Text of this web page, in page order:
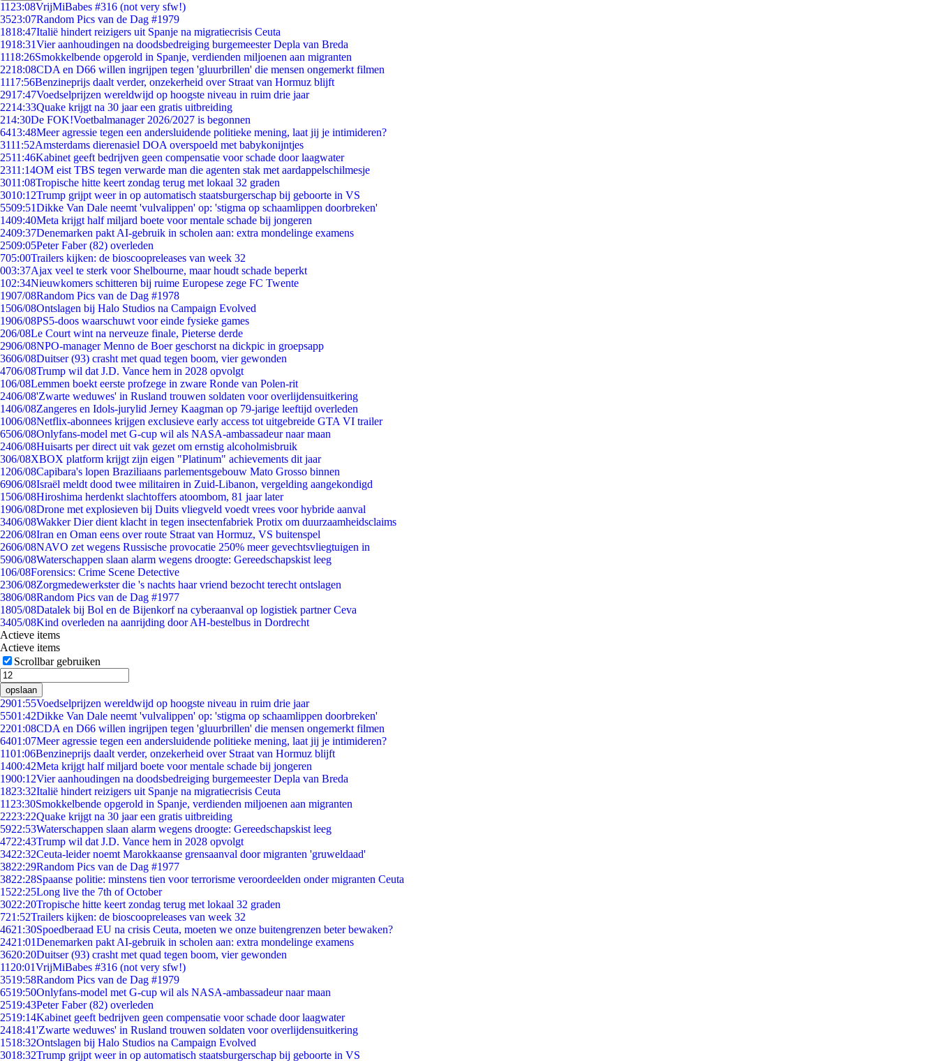
11 23:08VrijMiBabes #316 (not very sfw!)
3523:07Random Pics van de Dag #1979
1818:47Italië hindert reizigers uit Spanje na migratiecrisis Ceuta
1918:31Vier aanhoudingen na doodsbedreiging burgemeester Depla van Breda
1118:26Smokkelbende opgerold in Spanje, verdienden miljoenen aan migranten
2218:08CDA en D66 willen ingrijpen tegen 'gluurbrillen' die mensen ongemerkt filmen
1117:56Benzineprijs daalt verder, onzekerheid over Straat van Hormuz blijft
2917:47Voedselprijzen wereldwijd op hoogste niveau in ruim drie jaar
2214:33Quake krijgt na 30 jaar een gratis uitbreiding
214:30De FOK!Voetbalmanager 2026/2027 is begonnen
6413:48Meer agressie tegen een andersluidende politieke mening, laat jij je intimideren?
3111:52Amsterdams dierenasiel DOA overspoeld met babykonijntjes
2511:46Kabinet geeft bedrijven geen compensatie voor schade door laagwater
2311:14OM eist TBS tegen verwarde man die agenten stak met aardappelschilmesje
3011:08Tropische hitte keert zondag terug met lokaal 32 graden
3010:12Trump grijpt weer in op automatisch staatsburgerschap bij geboorte in VS
5509:51Dikke Van Dale neemt 'vulvalippen' op: 'stigma op schaamlippen doorbreken'
1409:40Meta krijgt half miljard boete voor mentale schade bij jongeren
2409:37Denemarken pakt AI-gebruik in scholen aan: extra mondelinge examens
2509:05Peter Faber (82) overleden
705:00Trailers kijken: de bioscoopreleases van week 32
003:37Ajax veel te sterk voor Shelbourne, maar houdt schade beperkt
102:34Nieuwkomers schitteren bij ruime Europese zege FC Twente
1907/08Random Pics van de Dag #1978
1506/08Ontslagen bij Halo Studios na Campaign Evolved
1906/08PS5-doos waarschuwt voor einde fysieke games
206/08Le Court wint na nerveuze finale, Pieterse derde
2906/08NPO-manager Menno de Boer geschorst na dickpic in groepsapp
3606/08Duitser (93) crasht met quad tegen boom, vier gewonden
4706/08Trump wil dat J.D. Vance hem in 2028 opvolgt
106/08Lemmen boekt eerste profzege in zware Ronde van Polen-rit
2406/08'Zwarte weduwes' in Rusland trouwen soldaten voor overlijdensuitkering
1406/08Zangeres en Idols-jurylid Jerney Kaagman op 79-jarige leeftijd overleden
1006/08Netflix-abonnees krijgen exclusieve early access tot uitgebreide GTA VI trailer
6506/08Onlyfans-model met G-cup wil als NASA-ambassadeur naar maan
2406/08Huisarts per direct uit vak gezet om ernstig alcoholmisbruik
306/08XBOX platform krijgt zijn eigen "Platinum" achievements dit jaar
1206/08Capibara's lopen Braziliaans parlementsgebouw Mato Grosso binnen
6906/08Israël meldt dood twee militairen in Zuid-Libanon, vergelding aangekondigd
1506/08Hiroshima herdenkt slachtoffers atoombom, 81 jaar later
1906/08Drone met explosieven bij Duits vliegveld voedt vrees voor hybride aanval
3406/08Wakker Dier dient klacht in tegen insectenfabriek Protix om duurzaamheidsclaims
2206/08Iran en Oman eens over route Straat van Hormuz, VS buitenspel
2606/08NAVO zet wegens Russische provocatie 250% meer gevechtsvliegtuigen in
5906/08Waterschappen slaan alarm wegens droogte: Gereedschapskist leeg
106/08Forensics: Crime Scene Detective
2306/08Zorgmedewerkster die 's nachts haar vriend bezocht terecht ontslagen
3806/08Random Pics van de Dag #1977
1805/08Datalek bij Bol en de Bijenkorf na cyberaanval op logistiek partner Ceva
3405/08Kind overleden na aanrijding door AH-bestelbus in Dordrecht
Actieve items
Actieve items
Scrollbar gebruiken
opslaan
2901:55Voedselprijzen wereldwijd op hoogste niveau in ruim drie jaar
5501:42Dikke Van Dale neemt 'vulvalippen' op: 'stigma op schaamlippen doorbreken'
2201:08CDA en D66 willen ingrijpen tegen 'gluurbrillen' die mensen ongemerkt filmen
6401:07Meer agressie tegen een andersluidende politieke mening, laat jij je intimideren?
1101:06Benzineprijs daalt verder, onzekerheid over Straat van Hormuz blijft
1400:42Meta krijgt half miljard boete voor mentale schade bij jongeren
1900:12Vier aanhoudingen na doodsbedreiging burgemeester Depla van Breda
1823:32Italië hindert reizigers uit Spanje na migratiecrisis Ceuta
11 23:30Smokkelbende opgerold in Spanje, verdienden miljoenen aan migranten
2223:22Quake krijgt na 30 jaar een gratis uitbreiding
5922:53Waterschappen slaan alarm wegens droogte: Gereedschapskist leeg
4722:43Trump wil dat J.D. Vance hem in 2028 opvolgt
3422:32Ceuta-leider noemt Marokkaanse grensaanval door migranten 'gruweldaad'
3822:29Random Pics van de Dag #1977
3822:28Spaanse politie: minstens tien voor terrorisme veroordeelden onder migranten Ceuta
1522:25Long live the 7th of October
3022:20Tropische hitte keert zondag terug met lokaal 32 graden
721:52Trailers kijken: de bioscoopreleases van week 32
4621:30Spoedberaad EU na crisis Ceuta, moeten we onze buitengrenzen beter bewaken?
2421:01Denemarken pakt AI-gebruik in scholen aan: extra mondelinge examens
3620:20Duitser (93) crasht met quad tegen boom, vier gewonden
11 20:01VrijMiBabes #316 (not very sfw!)
3519:58Random Pics van de Dag #1979
6519:50Onlyfans-model met G-cup wil als NASA-ambassadeur naar maan
2519:43Peter Faber (82) overleden
2519:14Kabinet geeft bedrijven geen compensatie voor schade door laagwater
2418:41'Zwarte weduwes' in Rusland trouwen soldaten voor overlijdensuitkering
1518:32Ontslagen bij Halo Studios na Campaign Evolved
3018:32Trump grijpt weer in op automatisch staatsburgerschap bij geboorte in VS